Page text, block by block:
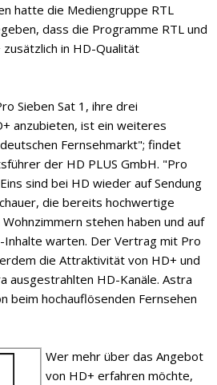
hatte die Mediengruppe RTL
dass die Programme RTL und
in HD-Qualität
Sieben Sat 1, ihre drei
anzubieten, ist ein weiteres
Fernsehmarkt"; findet
der HD PLUS GmbH. "Pro
sind bei HD wieder auf Sendung
die bereits hochwertige
stehen haben und auf
warten. Der Vertrag mit Pro
die Attraktivität von HD+ und
ausgestrahlten HD-Kanäle. Astra
beim hochauflösenden Fernsehen
Wer mehr über das Angebot
von HD+ erfahren möchte,